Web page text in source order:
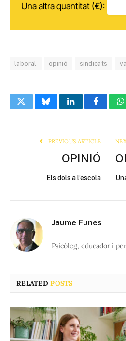
Una altra quantitat (€):
laboral opinió sindicats
TwitterBlueskyLinkedIn
PREVIOUS ARTICLE
OPINIÓ
Els dols a l’escola
Jaume Funes
Psicòleg, educador i
RELATEDPOSTS